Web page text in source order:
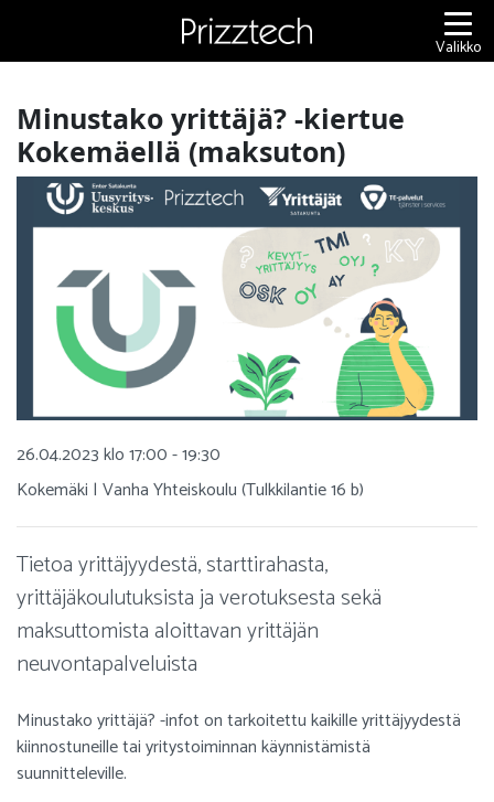
Valikko
Minustako yrittäjä? -kiertue
Kokemäellä (maksuton)
26.04.2023 klo 17:00 - 19:30
Kokemäki | Vanha Yhteiskoulu (Tulkkilantie 16 b)
Tietoa yrittäjyydestä, starttirahasta,
yrittäjäkoulutuksista ja verotuksesta sekä
maksuttomista aloittavan yrittäjän
neuvontapalveluista
Minustako yrittäjä? -infot on tarkoitettu kaikille yrittäjyydestä
kiinnostuneille tai yritystoiminnan käynnistämistä
suunnitteleville.